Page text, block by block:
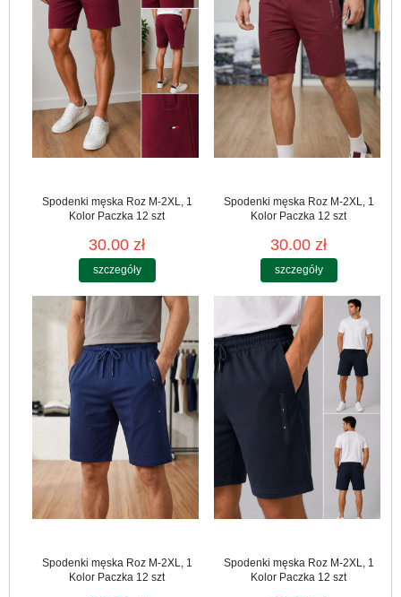
Spodenki męska Roz M-2XL, 1
Kolor Paczka 12 szt
30.00 zł
szczegóły
Spodenki męska Roz M-2XL, 1
Kolor Paczka 12 szt
30.00 zł
szczegóły
Spodenki męska Roz M-2XL, 1
Kolor Paczka 12 szt
Spodenki męska Roz M-2XL, 1
Kolor Paczka 12 szt